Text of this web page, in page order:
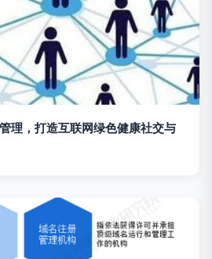
理，打造互联网绿色健康社交与